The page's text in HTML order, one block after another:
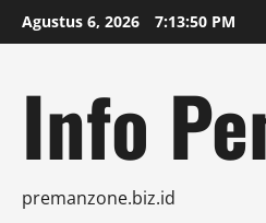
Skip
to
Agustus 6, 2026 7:13:51 PM
Info
premanzone.biz.id